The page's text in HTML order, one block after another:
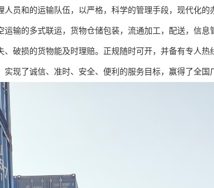
人员和的运输队伍，以严格，科学的管理手段，现代化
运输的多式联运，货物仓储包装，流通加工，配送，信
破损的货物能及时理赔。正规随时可开，并备有专人
现了诚信、准时、安全、便利的服务目标，赢得了全国